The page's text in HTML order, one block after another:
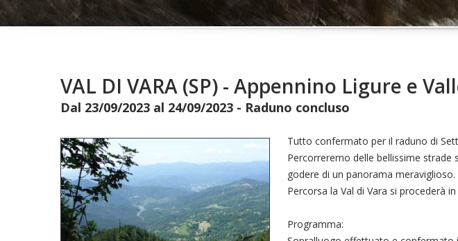
VAL DI VARA (SP) - Appennino Ligure e
Dal 23/09/2023 al 24/09/2023 - Raduno concluso
Tutto confermato per il raduno di
Percorreremo delle bellissime strade
godere di un panorama meraviglioso.
Percorsa la Val di Vara si procederà
Programma: